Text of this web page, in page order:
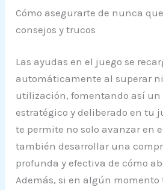
Cómo asegurarte de nunca
consejos y trucos
Las ayudas en el juego se
automáticamente al superar
utilización, fomentando así un
estratégico y deliberado en tu
te permite no solo avanzar en
también desarrollar una
profunda y efectiva de cómo
Además, si en algún momento